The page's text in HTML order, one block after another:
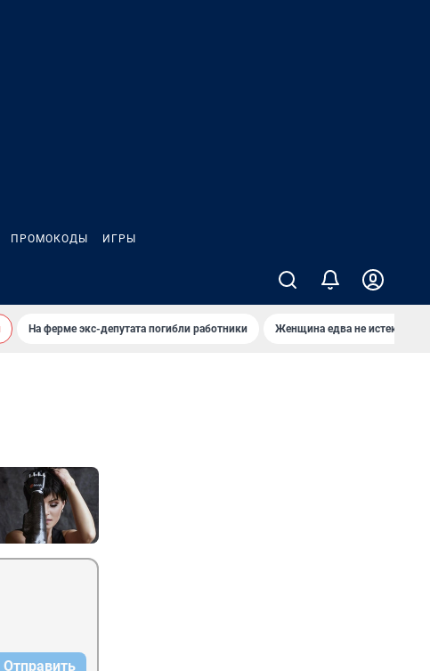
ПРОМОКОДЫ ИГРЫ
На ферме экс-депутата погибли работники Женщина едва не истекла
Отправить